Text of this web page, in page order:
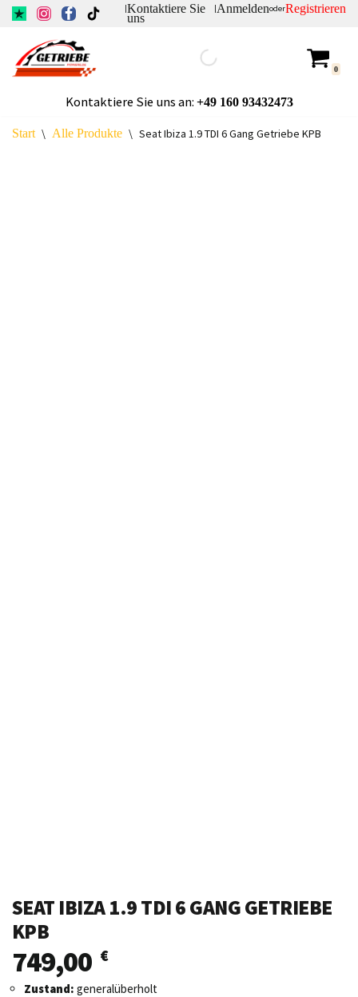
Inhalt
springen
|Kontaktiere Sie
uns
|AnmeldenoderRegistrieren
0
Kontaktiere Sie uns an: +49160 93432473
Start \ Alle Produkte \ Seat Ibiza 1.9 TDI 6 Gang Getriebe KPB
SEAT IBIZA 1.9 TDI 6 GANG GETRIEBE
KPB
749,00 €
Zustand: generalüberholt